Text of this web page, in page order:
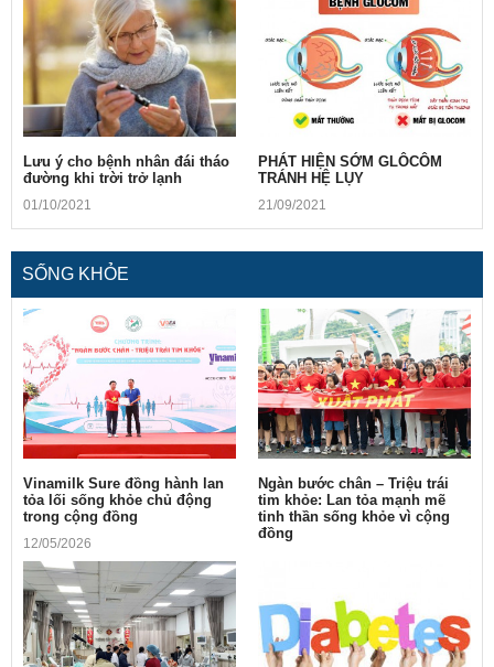
Lưu ý cho bệnh nhân đái tháo
đường khi trời trở lạnh
01/10/2021
PHÁT HIỆN SỚM GLÔCÔM
TRÁNH HỆ LỤY
21/09/2021
SỐNG KHỎE
Vinamilk Sure đồng hành lan
tỏa lối sống khỏe chủ động
trong cộng đồng
12/05/2026
Ngàn bước chân – Triệu trái
tim khỏe: Lan tỏa mạnh mẽ
tinh thần sống khỏe vì cộng
đồng